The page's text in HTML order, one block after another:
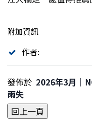
附加資訊
作者:
發佈於 2026年3月｜
兩失